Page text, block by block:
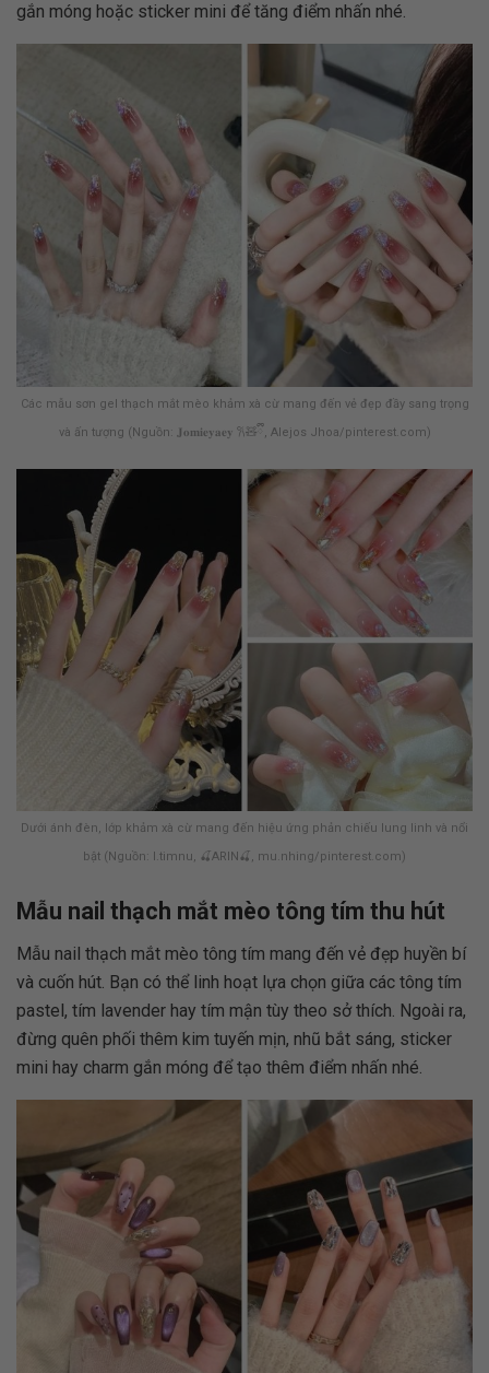
gắn móng hoặc sticker mini để tăng điểm nhấn nhé.
Các mẫu sơn gel thạch mắt mèo khảm xà cừ mang đến vẻ đẹp đầy sang trọng
và ấn tượng (Nguồn: 𝐉𝐨𝐦𝐢𝐞𝐲𝐚𝐞𝐲 𐙚🧸ྀི, Alejos Jhoa/pinterest.com)
Dưới ánh đèn, lớp khảm xà cừ mang đến hiệu ứng phản chiếu lung linh và nổi
bật (Nguồn: l.timnu, 🍒ARIN🍒, mu.nhing/pinterest.com)
Mẫu nail thạch mắt mèo tông tím thu hút
Mẫu nail thạch mắt mèo tông tím mang đến vẻ đẹp huyền bí
và cuốn hút. Bạn có thể linh hoạt lựa chọn giữa các tông tím
pastel, tím lavender hay tím mận tùy theo sở thích. Ngoài ra,
đừng quên phối thêm kim tuyến mịn, nhũ bắt sáng, sticker
mini hay charm gắn móng để tạo thêm điểm nhấn nhé.